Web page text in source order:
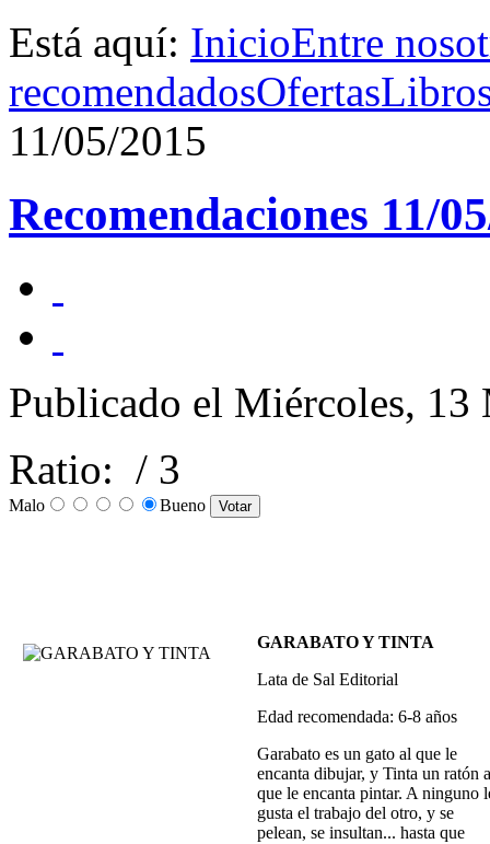
Está aquí: InicioEntre
recomendadosOfertas
11/05/2015
Recomendaciones 11/
Publicado el Miércoles, 13
Ratio: / 3
Malo Bueno
GARABATO Y TINTA
Lata de Sal Editorial
Edad recomendada: 6-8 años
Garabato es un gato al que le
encanta dibujar, y Tinta un ratón
que le encanta pintar. A ninguno
gusta el trabajo del otro, y se
pelean, se insultan... hasta que